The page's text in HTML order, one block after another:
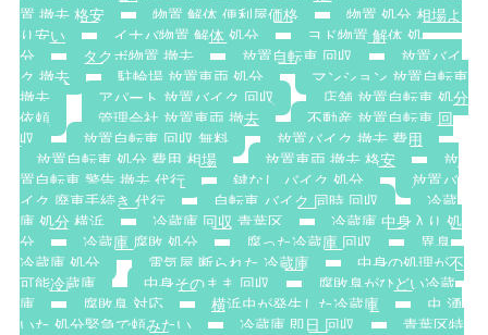
置 撤去 格安
物置 解体 便利屋価格
物置 処分 相場よ
り安い
イナバ物置 解体 処分
ヨド物置 解体 処
分
タクボ物置 撤去 放置自転車 回収
放置バイ
ク 撤去
駐輪場 放置車両 処分
マンション 放置自転車
撤去
アパート 放置バイク 回収
店舗 放置自転車 処分
依頼
管理会社 放置車両 撤去
不動産 放置自転車 回
収
放置自転車 回収 無料
放置バイク 撤去 費用
放置自転車 処分 費用 相場
放置車両 撤去 格安
放
置自転車 警告 撤去 代行
鍵なし バイク 処分
放置バ
イク 廃車手続き 代行
自転車 バイク 同時 回収
冷蔵
庫 処分 横浜
冷蔵庫 回収 青葉区
冷蔵庫 中身入り 処
分
冷蔵庫 腐敗 処分 腐った冷蔵庫 回収
異臭
冷蔵庫 処分
電気屋 断られた 冷蔵庫
中身の処理が不
可能冷蔵庫
中身そのまま 回収
腐敗臭がひどい冷蔵
庫
腐敗臭 対応 横浜虫が発生した冷蔵庫
虫 湧
いた 処分緊急で頼みたい
冷蔵庫 即日 回収
青葉区特